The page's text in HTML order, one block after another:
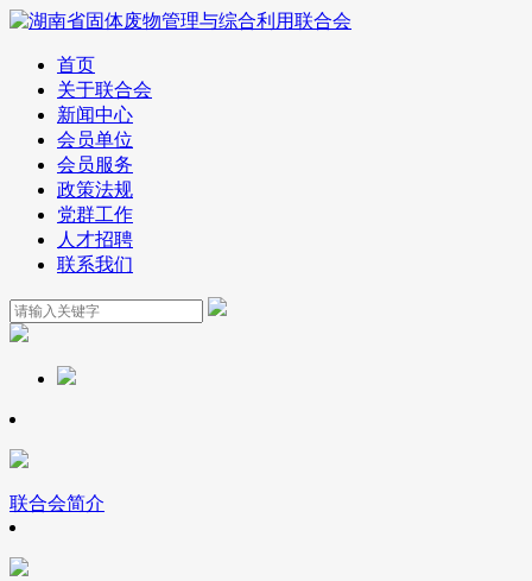
首页
关于联合会
新闻中心
会员单位
会员服务
政策法规
党群工作
人才招聘
联系我们
联合会简介